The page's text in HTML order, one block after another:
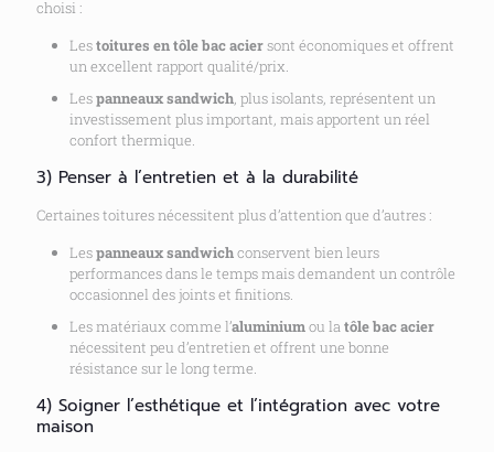
choisi :
Lestoitures en tôle bac aciersont économiques et offrent
un excellent rapport qualité/prix.
Lespanneaux sandwich, plus isolants, représentent un
investissement plus important, mais apportent un réel
confort thermique.
3) Penser à l’entretien et à la durabilité
Certaines toitures nécessitent plus d’attention que d’autres :
Lespanneaux sandwichconservent bien leurs
performances dans le temps mais demandent un contrôle
occasionnel des joints et finitions.
Les matériaux comme l’aluminiumou latôle bac acier
nécessitent peu d’entretien et offrent une bonne
résistance sur le long terme.
4) Soigner l’esthétique et l’intégration avec votre
maison